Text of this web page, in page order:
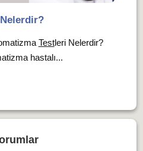
Testleri Nelerdir?
hastalı...